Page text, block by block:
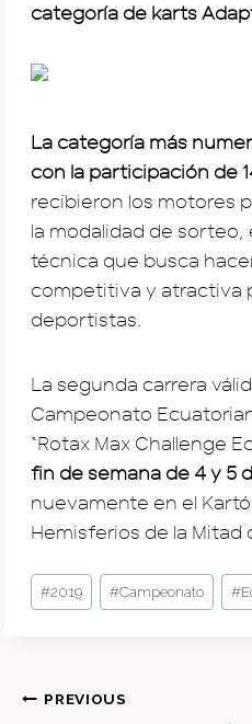
categoría de karts
La categoría más
con la participación de
recibieron los motores
la modalidad de sorteo,
técnica que busca
competitiva y atractiva
deportistas.
La segunda carrera
Campeonato
“Rotax Max Challenge
fin de semana de 4 y 5
nuevamente en el
Hemisferios de la Mitad
Post
Tags:
#2019 #Campeonato #
Post
PREVIOUS